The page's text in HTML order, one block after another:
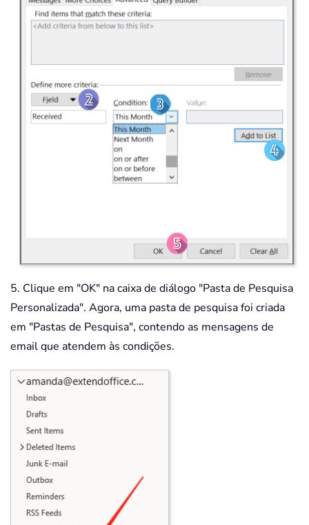
5. Clique em "OK" na caixa de diálogo "Pasta de Pesquisa
Personalizada". Agora, uma pasta de pesquisa foi criada
em "Pastas de Pesquisa", contendo as mensagens de
email que atendem às condições.